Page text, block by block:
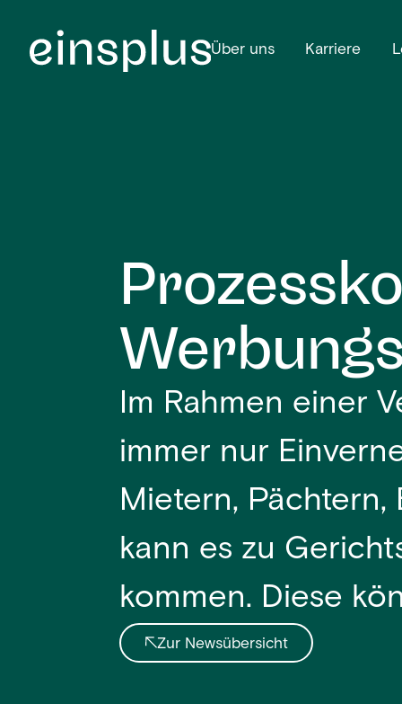
Über uns Karriere
Im Rahmen einer
immer nur
Mietern,
kann es zu
kommen. Diese
Zur Newsübersicht